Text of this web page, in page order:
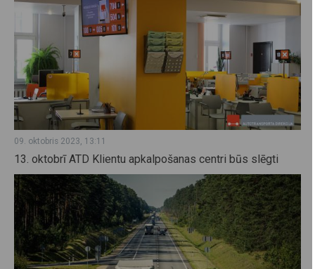
09. oktobris 2023, 13:11
13. oktobrī ATD Klientu apkalpošanas centri būs slēgti